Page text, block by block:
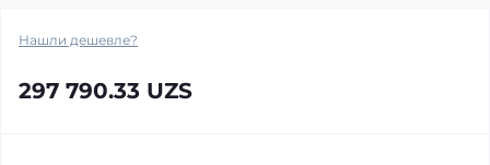
Нашли дешевле?
297 790.33 UZS